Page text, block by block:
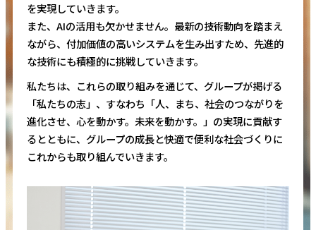
を実現していきます。
また、AIの活用も欠かせません。最新の技術動向を踏まえ
ながら、付加価値の高いシステムを生み出すため、先進的
な技術にも積極的に挑戦していきます。
私たちは、これらの取り組みを通じて、グループが掲げる
「私たちの志」、すなわち「人、まち、社会のつながりを
進化させ、心を動かす。未来を動かす。」の実現に貢献す
るとともに、グループの成長と快適で便利な社会づくりに
これからも取り組んでいきます。